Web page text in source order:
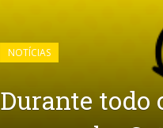
NOTÍCIAS
Durante todo